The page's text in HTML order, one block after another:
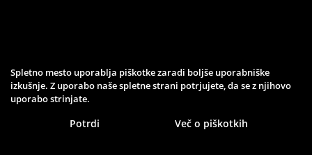
SPREMLJAJTE NAS
Spletno mesto uporablja piškotke zaradi boljše uporabniške
izkušnje. Z uporabo naše spletne strani potrjujete, da se z njihovo
uporabo strinjate.
Potrdi Več o piškotkih